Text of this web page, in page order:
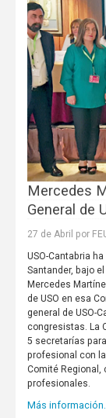
Mercedes
General de
27 de Abril por
USO-Cantabria
Santander, bajo
Mercedes
de USO en esa
general de USO-
congresistas. La
5 secretarías
profesional con
Comité Regional,
profesionales.
Más información.